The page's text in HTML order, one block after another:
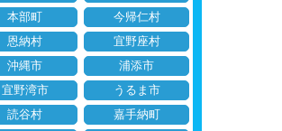
本部町
今帰仁村
恩納村
宜野座村
沖縄市
浦添市
宜野湾市
うるま市
読谷村
嘉手納町